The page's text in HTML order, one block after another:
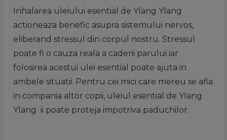
Inhalarea uleiului esential de Ylang Ylang
actioneaza benefic asupra sistemului nervos,
eliberand stressul din corpul nostru. Stressul
poate fi o cauza reala a caderii parului iar
folosirea acestui ulei esential poate ajuta in
ambele situatii. Pentru cei mici care mereu se afla
in compania altor copii, uleiul esential de Ylang
Ylang ii poate proteja impotriva paduchilor.